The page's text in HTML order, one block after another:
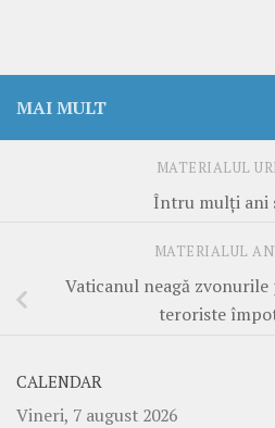
MAI MULT
MATERIALUL
Întru mulţi ani
MATERIALUL
Vaticanul neagă
teroriste
CALENDAR
Vineri, 7 august 2026